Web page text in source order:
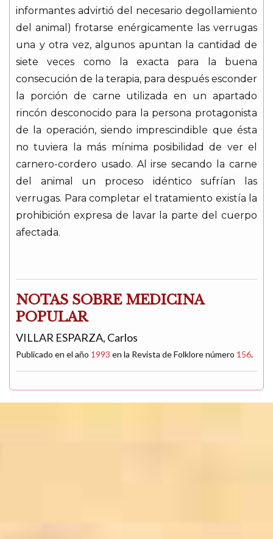
informantes advirtió del necesario degollamiento
del animal) frotarse enérgicamente las verrugas
una y otra vez, algunos apuntan la cantidad de
siete veces como la exacta para la buena
consecución de la terapia, para después esconder
la porción de carne utilizada en un apartado
rincón desconocido para la persona protagonista
de la operación, siendo imprescindible que ésta
no tuviera la más mínima posibilidad de ver el
carnero-cordero usado. Al irse secando la carne
del animal un proceso idéntico sufrían las
verrugas. Para completar el tratamiento existía la
prohibición expresa de lavar la parte del cuerpo
afectada.
NOTAS SOBRE MEDICINA
POPULAR
VILLAR ESPARZA, Carlos
Publicado en el año 1993 en la Revista de Folklore número 156.